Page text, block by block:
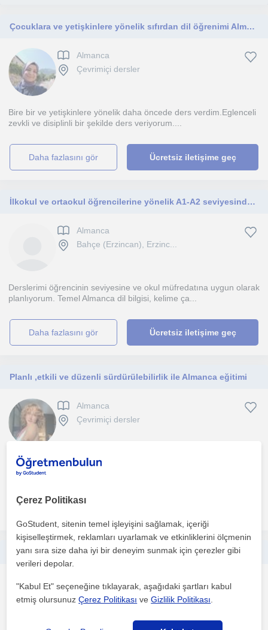
Çocuklara ve yetişkinlere yönelik sıfırdan dil öğrenimi Almanca öğrenme
Almanca
Çevrimiçi dersler
Bire bir ve yetişkinlere yönelik daha öncede ders verdim.Eglenceli
zevkli ve disiplinli bir şekilde ders veriyorum....
daha fazlasını gör Ücretsiz iletişime geç
İlkokul ve ortaokul öğrencilerine yönelik A1-A2 seviyesinde Almanca özel ders veriyorum. Okul derslerine destek sağlıyorum.
Almanca
Bahçe (Erzincan), Erzinc...
Derslerimi öğrencinin seviyesine ve okul müfredatına uygun olarak
planlıyorum. Temel Almanca dil bilgisi, kelime ça...
daha fazlasını gör Ücretsiz iletişime geç
Planlı ,etkili ve düzenli sürdürülebilirlik ile Almanca eğitimi
Almanca
Çevrimiçi dersler
A1, A2, B1 ve B2 seviyelerinde Almanca eğitimi verdim. Öğrencileri
Goethe, TELC ve DSD sınavlarına hazırlayarak baş...
Her seviyeye uygun konuşma odaklı Almanca özel ders
Almanca
Maltepe (İstanbul)
Çerez Politikası
GoStudent, sitenin temel işleyişini sağlamak, içeriği
kişiselleştirmek, reklamları uyarlamak ve etkinliklerini ölçmenin
yanı sıra size daha iyi bir deneyim sunmak için çerezler gibi
verileri depolar.
"Kabul Et" seçeneğine tıklayarak, aşağıdaki şartları kabul
etmiş olursunuzÇerez Politikası veGizlilik Politikası